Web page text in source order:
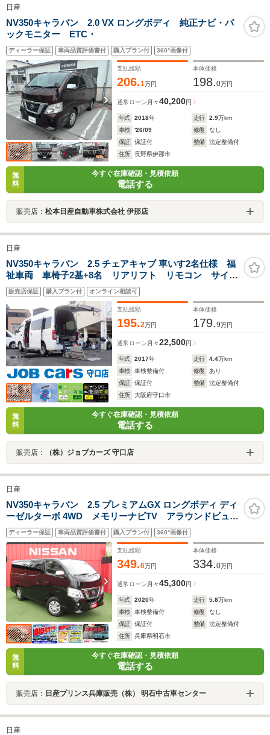
日産
NV350キャラバン 2.0 VX ロングボディ 純正ナビ・バ
ックモニター ETC・
ディーラー保証 車両品質評価書付 購入プラン付 360°画像付
支払総額
206.1万円
本体価格
198.0万円
通常ローン 月々40,200円
年式 2018年 走行 2.9万km
車検
'26/09 修復
なし
保証
保証付 整備
法定整備付
住所
長野県伊那市
無
料
今すぐ在庫確認・見積依頼
電話する
販売店： 松本日産自動車株式会社 伊那店
日産
NV350キャラバン 2.5 チェアキャブ 車いす2名仕様 福
祉車両 車椅子2基+8名 リアリフト リモコン サイド
ステップ 電動固定装置 手すり Wエアコン リアク
ーラー リアヒーター バックモニター 電動電格ミラ
ー パワーウィンドウキーレス ドアバイザー
販売店保証 購入プラン付 オンライン相談可
支払総額
195.2万円
本体価格
179.9万円
通常ローン 月々22,500円
年式 2017年 走行 4.4万km
車検
車検整備付 修復
あり
保証
保証付 整備
法定整備付
住所
大阪府守口市
無
料
今すぐ在庫確認・見積依頼
電話する
販売店： （株）ジョブカーズ 守口店
日産
NV350キャラバン 2.5 プレミアムGX ロングボディ ディ
ーゼルターボ 4WD メモリーナビTV アラウンドビュー
モニター ETC エマージェンシーブレーキ LEDヘッ
ドライト イージークロージャードア プッシュスター
ト
ディーラー保証 車両品質評価書付 購入プラン付 360°画像付
支払総額
349.6万円
本体価格
334.0万円
通常ローン 月々45,300円
年式 2020年 走行 5.8万km
車検
車検整備付 修復
なし
保証
保証付 整備
法定整備付
住所
兵庫県明石市
無
料
今すぐ在庫確認・見積依頼
電話する
販売店： 日産プリンス兵庫販売（株） 明石中古車センター
日産